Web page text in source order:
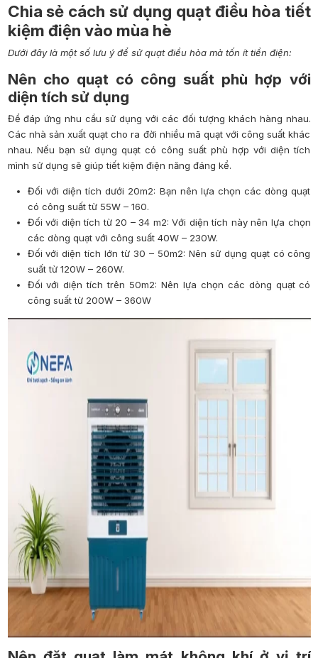
Chia sẻ cách sử dụng quạt điều hòa tiết
kiệm điện vào mùa hè
Dưới đây là một số lưu ý để sử quạt điều hòa mà tốn ít tiền điện:
Nên cho quạt có công suất phù hợp với
diện tích sử dụng
Để đáp ứng nhu cầu sử dụng với các đối tượng khách hàng nhau.
Các nhà sản xuất quạt cho ra đời nhiều mã quạt với công suất khác
nhau. Nếu bạn sử dụng quạt có công suất phù hợp với diện tích
mình sử dụng sẽ giúp tiết kiệm điện năng đáng kể.
Đối với diện tích dưới 20m2: Bạn nên lựa chọn các dòng quạt
có công suất từ 55W – 160.
Đối với diện tích từ 20 – 34 m2: Với diện tích này nên lựa chọn
các dòng quạt với công suất 40W – 230W.
Đối với diện tích lớn từ 30 – 50m2: Nên sử dụng quạt có công
suất từ 120W – 260W.
Đối với diện tích trên 50m2: Nên lựa chọn các dòng quạt có
công suất từ 200W – 360W